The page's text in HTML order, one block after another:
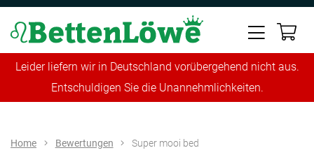
Leider liefern wir in Deutschland vorübergehend nicht aus.
Entschuldigen Sie die Unannehmlichkeiten.
Home Bewertungen Super mooi bed